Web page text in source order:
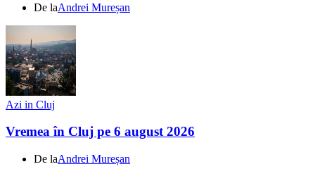
De laAndrei Mureșan
Azi in Cluj
Vremea în Cluj pe 6 august 2026
De laAndrei Mureșan